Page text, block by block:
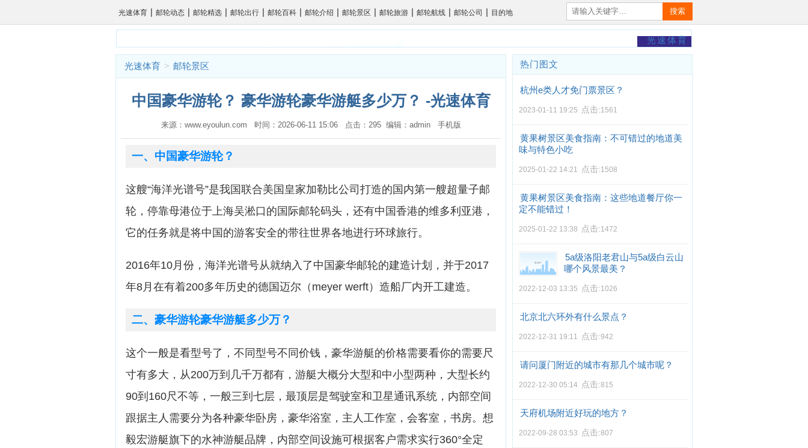
光速体育 | 邮轮动态 | 邮轮精选 | 邮轮出行 | 邮轮百科 | 邮轮介绍 | 邮轮景区 | 邮轮旅游 | 邮轮航线 | 邮轮公司 | 目的地 搜索
光速体育
光速体育 > 邮轮景区
中国豪华游轮？ 豪华游轮豪华游艇多少万？ -光速体育
来源：www.eyoulun.com 时间：2026-06-11 15:06 点击：295 编辑：admin 手机版
一、中国豪华游轮？
这艘“海洋光谱号”是我国联合美国皇家加勒比公司打造的国内第一艘超量子邮
轮，停靠母港位于上海吴淞口的国际邮轮码头，还有中国香港的维多利亚港，
它的任务就是将中国的游客安全的带往世界各地进行环球旅行。
2016年10月份，海洋光谱号从就纳入了中国豪华邮轮的建造计划，并于2017
年8月在有着200多年历史的德国迈尔（meyer werft）造船厂内开工建造。
二、豪华游轮豪华游艇多少万？
这个一般是看型号了，不同型号不同价钱，豪华游艇的价格需要看你的需要尺
寸有多大，从200万到几千万都有，游艇大概分大型和中小型两种，大型长约
90到160尺不等，一般三到七层，最顶层是驾驶室和卫星通讯系统，内部空间
跟据主人需要分为各种豪华卧房，豪华浴室，主人工作室，会客室，书房。想
毅宏游艇旗下的水神游艇品牌，内部空间设施可根据客户需求实行360°全定
热门图文
杭州e类人才免门票景区？
2023-01-11 19:25 点击:1561
黄果树景区美食指南：不可错过的地道美
味与特色小吃
2025-01-22 14:21 点击:1508
黄果树景区美食指南：这些地道餐厅你一
定不能错过！
2025-01-22 13:38 点击:1472
5a级洛阳老君山与5a级白云山
哪个风景最美？
2022-12-03 13:35 点击:1026
北京北六环外有什么景点？
2022-12-31 19:11 点击:942
请问厦门附近的城市有那几个城市呢？
2022-12-30 05:14 点击:815
天府机场附近好玩的地方？
2022-09-28 03:53 点击:807